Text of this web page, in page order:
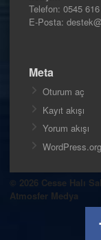
Telefon: 0545
E-Posta:
Meta
Oturum aç
Kayıt akışı
Yorum akışı
WordPress.org
© 2026 Cesse Halı
Atmosfer Medya